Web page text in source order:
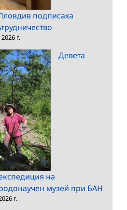
подписаха
г.
Девета
на
музей при БАН
г.